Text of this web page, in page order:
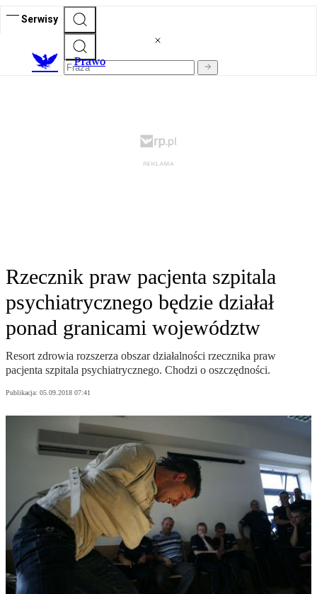
Serwisy
Prawo
Rzecznik praw pacjenta szpitala
psychiatrycznego będzie działał
ponad granicami województw
Resort zdrowia rozszerza obszar działalności rzecznika praw
pacjenta szpitala psychiatrycznego. Chodzi o oszczędności.
Publikacja: 05.09.2018 07:41